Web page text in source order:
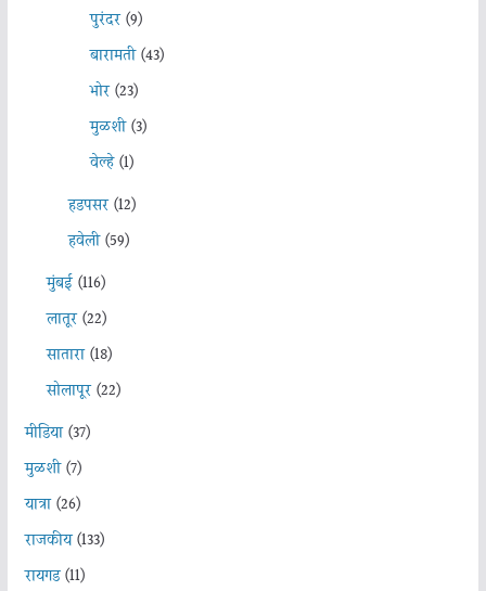
पुरंदर(9)
बारामती(43)
भोर(23)
मुळशी(3)
वेल्हे(1)
हडपसर(12)
हवेली(59)
मुंबई(116)
लातूर(22)
सातारा(18)
सोलापूर(22)
मीडिया(37)
मुळशी(7)
यात्रा(26)
राजकीय(133)
रायगड(11)